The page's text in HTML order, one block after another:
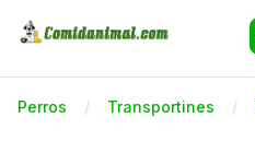
Perros Transportines